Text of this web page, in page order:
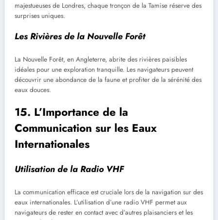
majestueuses de Londres, chaque tronçon de la Tamise réserve des
surprises uniques.
Les Rivières de la Nouvelle Forêt
La Nouvelle Forêt, en Angleterre, abrite des rivières paisibles
idéales pour une exploration tranquille. Les navigateurs peuvent
découvrir une abondance de la faune et profiter de la sérénité des
eaux douces.
15. L’Importance de la
Communication sur les Eaux
Internationales
Utilisation de la Radio VHF
La communication efficace est cruciale lors de la navigation sur des
eaux internationales. L’utilisation d’une radio VHF permet aux
navigateurs de rester en contact avec d’autres plaisanciers et les